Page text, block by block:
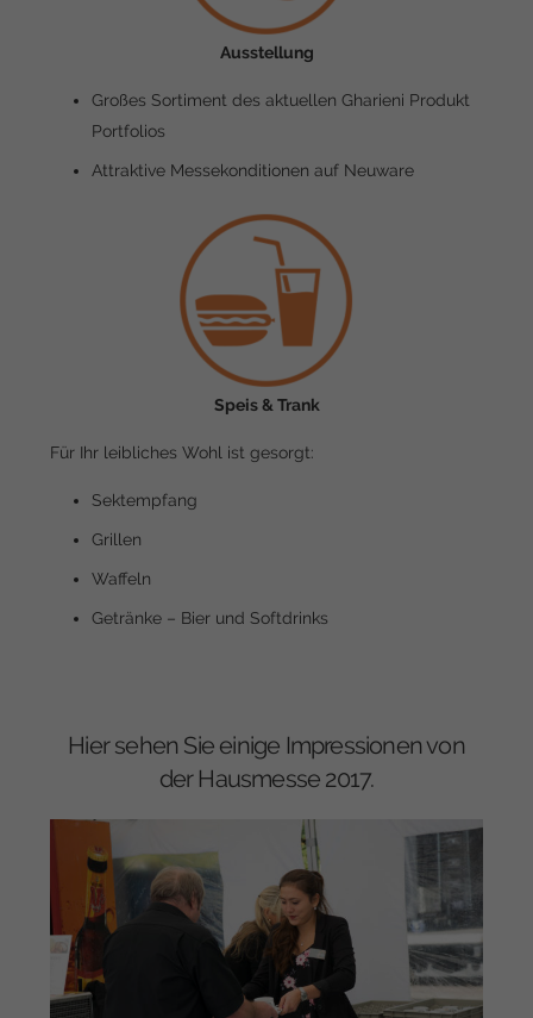
Ausstellung
Großes Sortiment des aktuellen Gharieni Produkt
Portfolios
Attraktive Messekonditionen auf Neuware
Speis & Trank
Für Ihr leibliches Wohl ist gesorgt:
Sektempfang
Grillen
Waffeln
Getränke – Bier und Softdrinks
Hier sehen Sie einige Impressionen von
der Hausmesse 2017.